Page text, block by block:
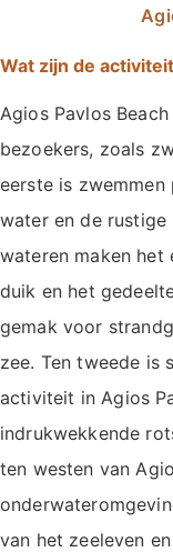
Wat zijn de
Agios Pavlos
bezoekers, zoals
eerste is
water en de rustige
wateren maken het
duik en het
gemak voor
zee. Ten tweede is
activiteit in Agios
indrukwekkende
ten westen van
van het zeeleven